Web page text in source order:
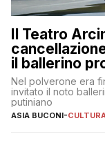
Il Teatro
il ballerino
Nel polverone era
invitato il noto
putiniano
ASIA BUCONI-